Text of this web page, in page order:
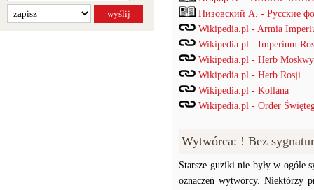
Низовский А. - Русские
Wikipedia.pl - Armia
Wikipedia.pl - Imperium
Wikipedia.pl - Herb Moskwy
Wikipedia.pl - Herb Rosji
Wikipedia.pl - Kollana
Wikipedia.pl - Order
Wytwórca: ! Bez
Starsze guziki nie były w ogóle
oznaczeń wytwórcy. Niektórzy